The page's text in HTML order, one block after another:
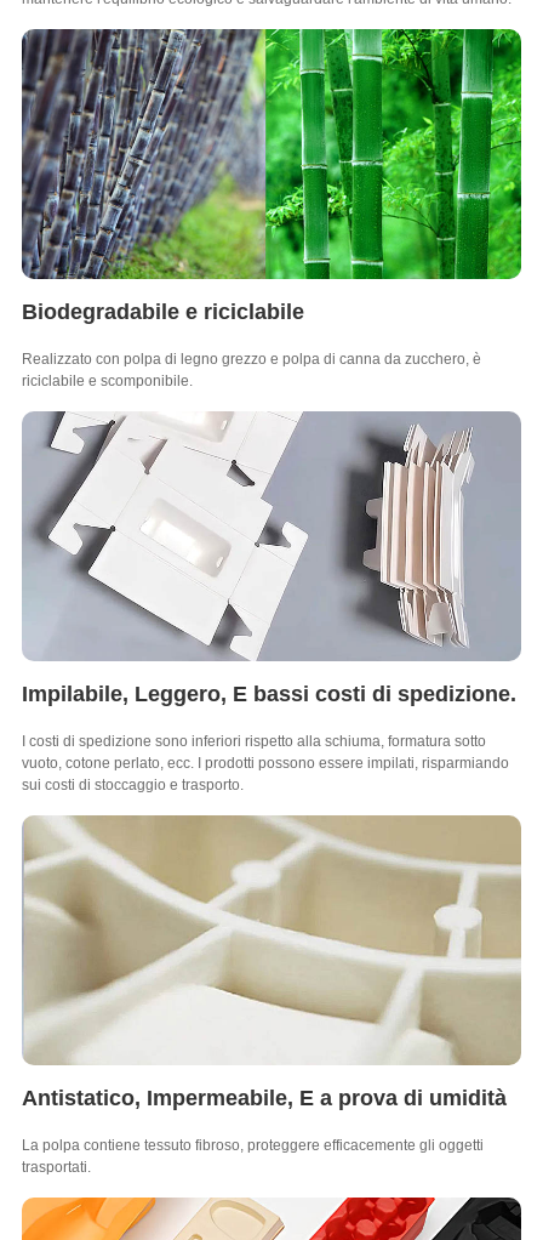
Biodegradabile e riciclabile
Realizzato con polpa di legno grezzo e polpa di canna da zucchero, è
riciclabile e scomponibile.
Impilabile, Leggero, E bassi costi di spedizione.
I costi di spedizione sono inferiori rispetto alla schiuma, formatura sotto
vuoto, cotone perlato, ecc. I prodotti possono essere impilati, risparmiando
sui costi di stoccaggio e trasporto.
Antistatico, Impermeabile, E a prova di umidità
La polpa contiene tessuto fibroso, proteggere efficacemente gli oggetti
trasportati.